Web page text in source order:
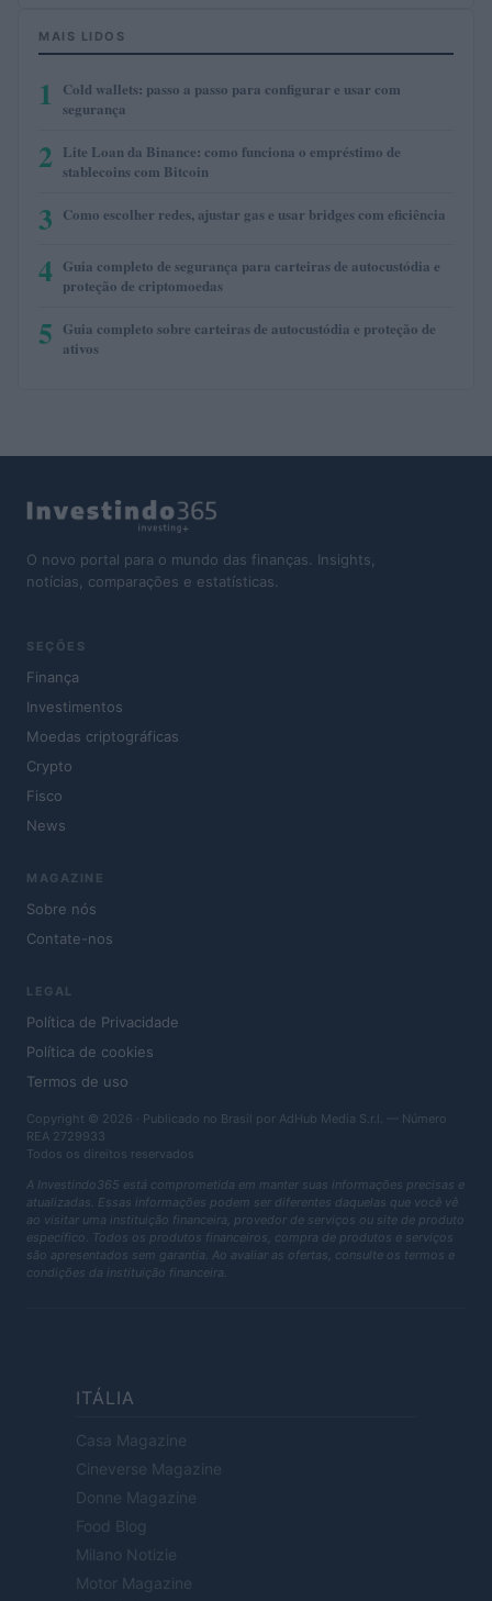
MAIS LIDOS
1
Cold wallets: passo a passo para configurar e usar com
segurança
2 Lite Loan da Binance: como funciona o empréstimo de
stablecoins com Bitcoin
3 Como escolher redes, ajustar gas e usar bridges com eficiência
4 Guia completo de segurança para carteiras de autocustódia e
proteção de criptomoedas
5 Guia completo sobre carteiras de autocustódia e proteção de
ativos
O novo portal para o mundo das finanças. Insights,
notícias, comparações e estatísticas.
SEÇÕES
Finança
Investimentos
Moedas criptográficas
Crypto
Fisco
News
MAGAZINE
Sobre nós
Contate-nos
LEGAL
Política de Privacidade
Política de cookies
Termos de uso
Copyright © 2026 · Publicado no Brasil por AdHub Media S.r.l. — Número
REA 2729933
Todos os direitos reservados
A Investindo365 está comprometida em manter suas informações precisas e
atualizadas. Essas informações podem ser diferentes daquelas que você vê
ao visitar uma instituição financeira, provedor de serviços ou site de produto
específico. Todos os produtos financeiros, compra de produtos e serviços
são apresentados sem garantia. Ao avaliar as ofertas, consulte os termos e
condições da instituição financeira.
ITÁLIA
Casa Magazine
Cineverse Magazine
Donne Magazine
Food Blog
Milano Notizie
Motor Magazine